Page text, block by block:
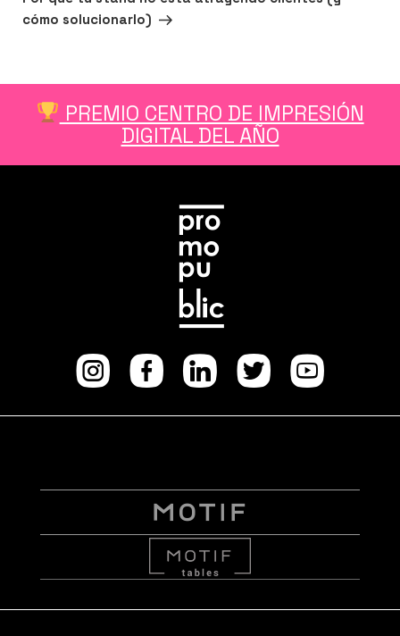
entrada
cómo solucionarlo)
PREMIO CENTRO DE IMPRESIÓN
DIGITAL DEL AÑO
Instagram
facebook